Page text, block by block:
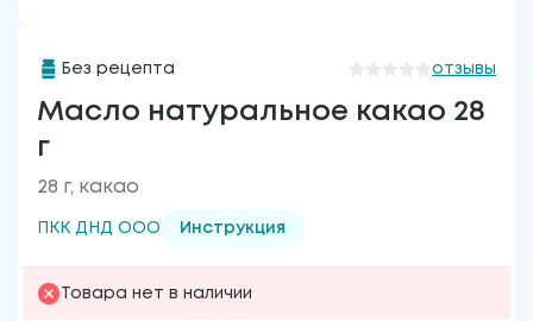
Без рецепта отзывы
Масло натуральное какао 28
г
28 г, какао
ПКК ДНД ООО Инструкция
Товара нет в наличии